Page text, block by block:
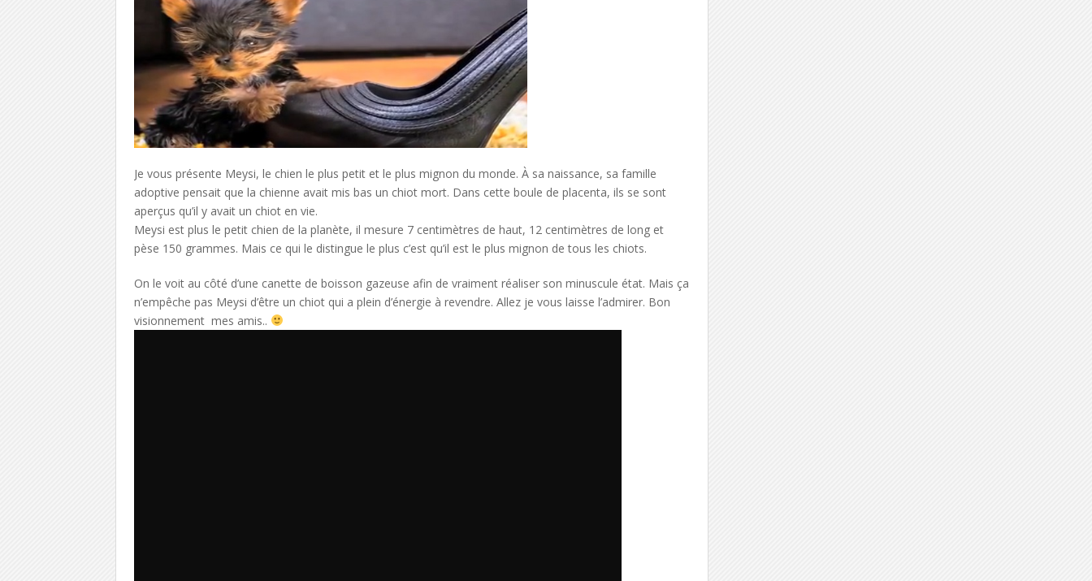
Je vous présente Meysi, le chien le plus petit et le plus mignon du monde. À sa naissance, sa famille
adoptive pensait que la chienne avait mis bas un chiot mort. Dans cette boule de placenta, ils se sont
aperçus qu’il y avait un chiot en vie.
Meysi est plus le petit chien de la planète, il mesure 7 centimètres de haut, 12 centimètres de long et
pèse 150 grammes. Mais ce qui le distingue le plus c’est qu’il est le plus mignon de tous les chiots.
On le voit au côté d’une canette de boisson gazeuse afin de vraiment réaliser son minuscule état. Mais ça
n’empêche pas Meysi d’être un chiot qui a plein d’énergie à revendre. Allez je vous laisse l’admirer. Bon
visionnement mes amis..